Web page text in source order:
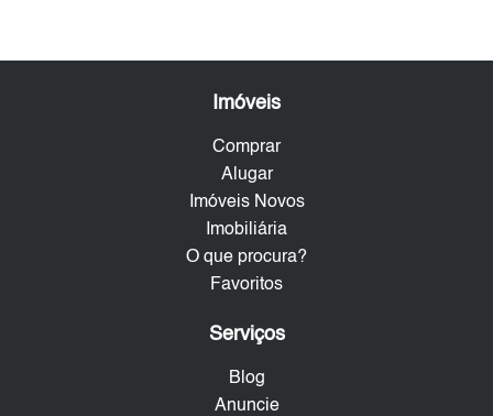
Imóveis
Comprar
Alugar
Imóveis Novos
Imobiliária
O que procura?
Favoritos
Serviços
Blog
Anuncie